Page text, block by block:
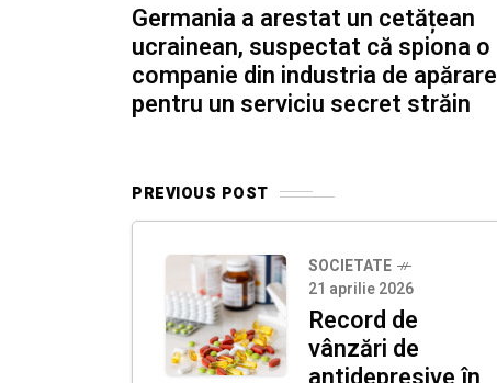
Germania a arestat un cetățean
ucrainean, suspectat că spiona o
companie din industria de apărare
pentru un serviciu secret străin
PREVIOUS POST
SOCIETATE
21 aprilie 2026
Record de
vânzări de